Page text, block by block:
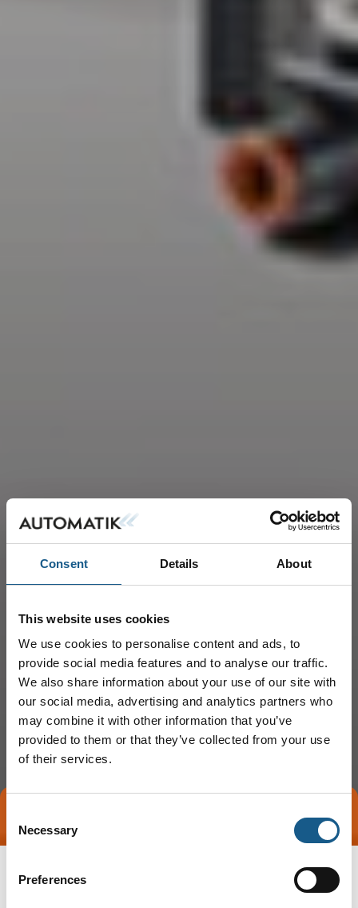
Consent Details About
This website uses cookies
We use cookies to personalise content and ads, to
provide social media features and to analyse our traffic.
We also share information about your use of our site with
our social media, advertising and analytics partners who
may combine it with other information that you’ve
provided to them or that they’ve collected from your use
of their services.
Selection
Necessary
Preferences